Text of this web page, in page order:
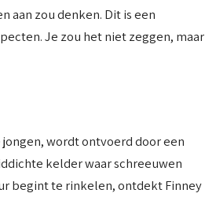
aan zou denken. Dit is een
Je zou het niet zeggen, maar
jongen, wordt ontvoerd door een
kelder waar schreeuwen
begint te rinkelen, ontdekt Finney